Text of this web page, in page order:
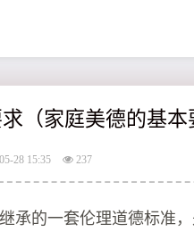
（家庭美德的基本
28 15:35 237
承的一套伦理道德标准